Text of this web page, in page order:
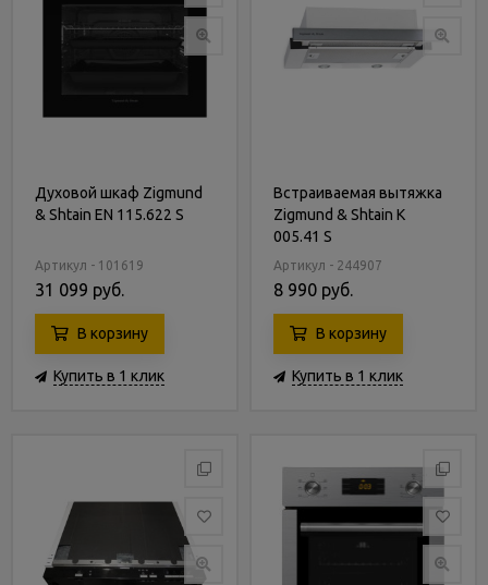
Духовой шкаф Zigmund
& Shtain EN 115.622 S
Артикул - 101619
31 099 руб.
В корзину
Купить в 1 клик
Встраиваемая вытяжка
Zigmund & Shtain K
005.41 S
Артикул - 244907
8 990 руб.
В корзину
Купить в 1 клик